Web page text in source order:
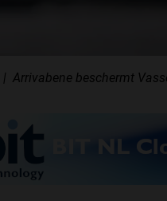
Arrivabene beschermt